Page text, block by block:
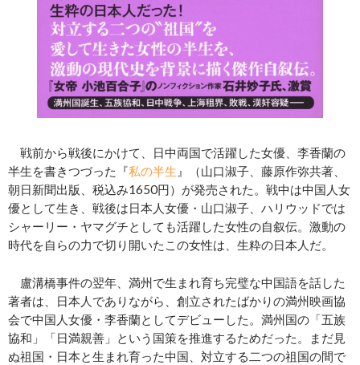
戦前から戦後にかけて、日中両国で活躍した女優、李香蘭の
半生を書きつづった『私の半生 』（山口淑子、藤原作弥共著、
朝日新聞出版、税込み1650円）が発売された。戦中は中国人女
優として生き、戦後は日本人女優・山口淑子、ハリウッドでは
シャーリー・ヤマグチとしても活躍した女性の自叙伝。激動の
時代を自らの力で切り開いたこの女性は、生粋の日本人だ。
盧溝橋事件の翌年、満州で生まれ育ち完璧な中国語を話した
著者は、日本人でありながら、創立されたばかりの満州映画協
会で中国人女優・李香蘭としてデビューした。満州国の「五族
協和」「日満親善」という国策を推進するためだった。まだ見
ぬ祖国・日本と生まれ育った中国、対立する二つの祖国の間で